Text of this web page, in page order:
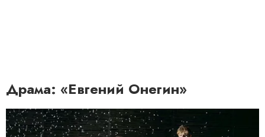
Драма: «Евгений Онегин»